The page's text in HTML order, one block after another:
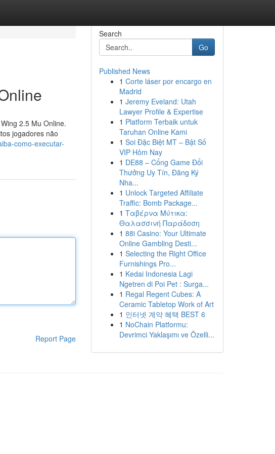
2.5 Mu Online.
jogadores não
como-executar-
Report Page
Search
Go
Published News
1 Corte láser por encargo en
Madrid
1 Jeremy Eveland: Utah
Lawyer Profile & Expertise
1 Platform Terbaik untuk
Taruhan Online Kami
1 Soi Đặc Biệt MT – Bật Số
VIP Hôm Nay
1 DE88 – Cổng Game Đổi
Thưởng Uy Tín, Đăng Ký
Nha...
1 Unlock Targeted Affiliate
Traffic: Bomb Package...
1 Ταβέρνα Μύτικα:
Θαλασσινή Παράδοση
1 88i Casino: Your Ultimate
Online Gambling Desti...
1 Selecting the Right Office
Furnishings Pro...
1 Kedai Indonesia Lagi
Ngetren di Poi Pet : Surga...
1 Regal Regent Cubes: A
Ceramic Tabletop Work of Art
1 인터넷 계약 혜택 BEST 6
1 NoChain Platformu:
Devrimci Yaklaşımı ve Özelli...